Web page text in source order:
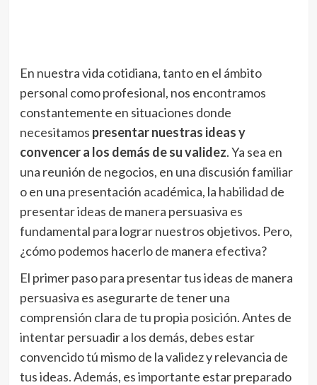
En nuestra vida cotidiana, tanto en el ámbito
personal como profesional, nos encontramos
constantemente en situaciones donde
necesitamos presentar nuestras ideas y
convencer a los demás de su validez. Ya sea en
una reunión de negocios, en una discusión familiar
o en una presentación académica, la habilidad de
presentar ideas de manera persuasiva es
fundamental para lograr nuestros objetivos. Pero,
¿cómo podemos hacerlo de manera efectiva?
El primer paso para presentar tus ideas de manera
persuasiva es asegurarte de tener una
comprensión clara de tu propia posición. Antes de
intentar persuadir a los demás, debes estar
convencido tú mismo de la validez y relevancia de
tus ideas. Además, es importante estar preparado